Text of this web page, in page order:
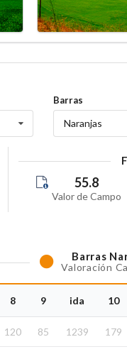
Barras
Naranjas
55.8
Valor de Campo
Barras
Valoración
8 9 ida 10
120 85 1239 179